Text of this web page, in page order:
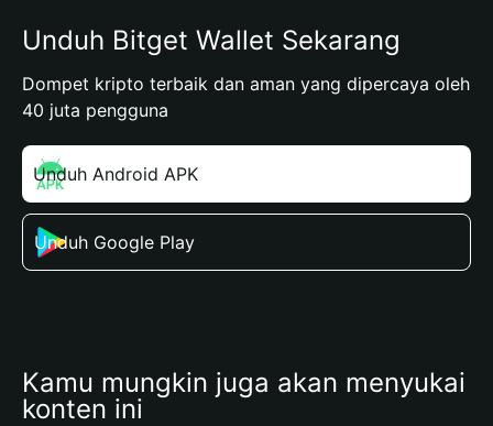
Unduh Bitget Wallet Sekarang
Dompet kripto terbaik dan aman yang dipercaya oleh
40 juta pengguna
Unduh Android APK
Unduh Google Play
Kamu mungkin juga akan menyukai
konten ini